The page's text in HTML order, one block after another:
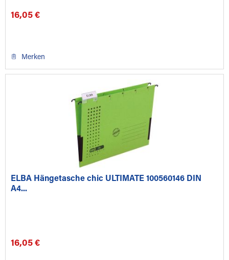
16,05 €
Merken
ELBA Hängetasche chic ULTIMATE 100560146 DIN
A4...
16,05 €